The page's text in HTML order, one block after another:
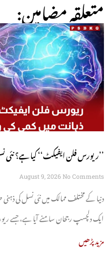
:متعلقہ مضامین
’’ریورس فلن ایفیکٹ‘‘ کیا ہے؟ نئی
آگئیں
August 9, 2026 No Comments
دنیا کے مختلف ممالک میں نئی نسل کی
ایک دلچسپ رجحان سامنے آیا ہے، جسے
مزید پڑھیں